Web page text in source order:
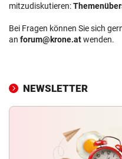
mitzudiskutieren:
Bei Fragen können Sie sich
an forum@krone.atwenden.
NEWSLETTER